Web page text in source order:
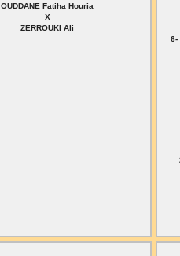
OUDDANE Fatiha Houria
X
ZERROUKI Ali
6-